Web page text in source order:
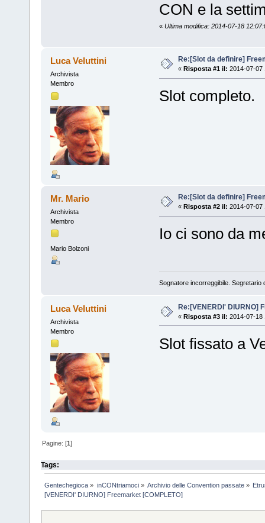
CON e la
« Ultima modifica: 2014-07-18
Luca Veluttini
Archivista
Membro
Re:[Slot da definire]
« Risposta #1 il: 2014-07-07
Slot completo.
Mr. Mario
Archivista
Membro
Mario Bolzoni
Re:[Slot da definire]
« Risposta #2 il: 2014-07-07
Io ci sono da
Sognatore incorreggibile. Segretario
Luca Veluttini
Archivista
Membro
Re:[VENERDI' DIURNO]
« Risposta #3 il: 2014-07-18
Slot fissato a
Pagine: [1]
Tags:
Gentechegioca » inCONtriamoci» Archivio delle Convention passate»
[VENERDI' DIURNO] Freemarket [COMPLETO]